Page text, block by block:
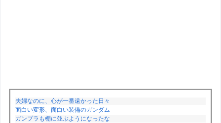
夫婦なのに、心が一番遠かった日々
面白い変形、面白い装備のガンダム
ガンプラも棚に並ぶようになったな